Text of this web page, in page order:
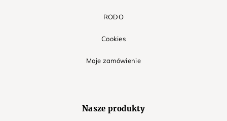
RODO
Cookies
Moje zamówienie
Nasze produkty